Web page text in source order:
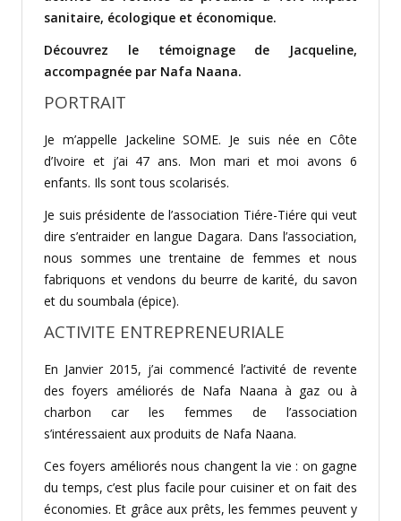
sanitaire, écologique et économique.
Découvrez le témoignage de Jacqueline,
accompagnée par Nafa Naana.
PORTRAIT
Je m’appelle Jackeline SOME. Je suis née en Côte
d’Ivoire et j’ai 47 ans. Mon mari et moi avons 6
enfants. Ils sont tous scolarisés.
Je suis présidente de l’association Tiére-Tiére qui veut
dire s’entraider en langue Dagara. Dans l’association,
nous sommes une trentaine de femmes et nous
fabriquons et vendons du beurre de karité, du savon
et du soumbala (épice).
ACTIVITE ENTREPRENEURIALE
En Janvier 2015, j’ai commencé l’activité de revente
des foyers améliorés de Nafa Naana à gaz ou à
charbon car les femmes de l’association
s’intéressaient aux produits de Nafa Naana.
Ces foyers améliorés nous changent la vie : on gagne
du temps, c’est plus facile pour cuisiner et on fait des
économies. Et grâce aux prêts, les femmes peuvent y